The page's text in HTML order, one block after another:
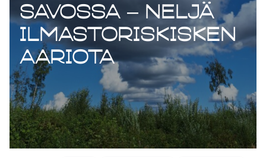
Savossa – neljä
ilmastoriskisken
aariota